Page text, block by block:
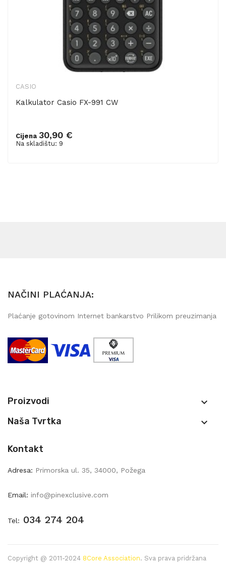
CASIO
Kalkulator Casio FX-991 CW
Cijena 30,90 €
Na skladištu: 9
Dodaj u košaricu
NAČINI PLAĆANJA:
Plaćanje gotovinom Internet bankarstvo Prilikom preuzimanja
Proizvodi 
Naša Tvrtka 
Kontakt
Adresa: Primorska ul. 35, 34000, Požega
Email: info@pinexclusive.com
Tel: 034 274 204
Copyright @ 2011-2024 8Core Association. Sva prava pridržana